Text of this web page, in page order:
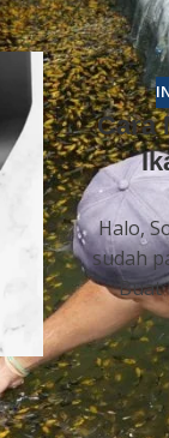
Cara
Halo,
sudah
Buat